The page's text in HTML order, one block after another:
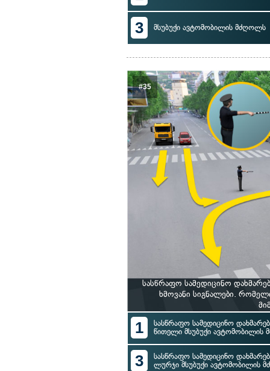
3 მსუბუქი ავტომობილის მძღოლს
#35
სასწრაფო სამედიცინო
ხმოვანი სიგნალები.
1
სასწრაფო სამედიცინო
წითელი მსუბუქი ავტომობილის
3
სასწრაფო სამედიცინო
ლურჯი მსუბუქი ავტომობილის